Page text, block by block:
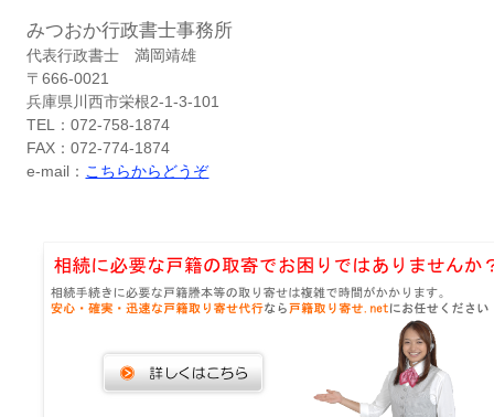
みつおか行政書士事務所
代表行政書士 満岡靖雄
〒666-0021
兵庫県川西市栄根2-1-3-101
TEL：072-758-1874
FAX：072-774-1874
e-mail： こちらからどうぞ